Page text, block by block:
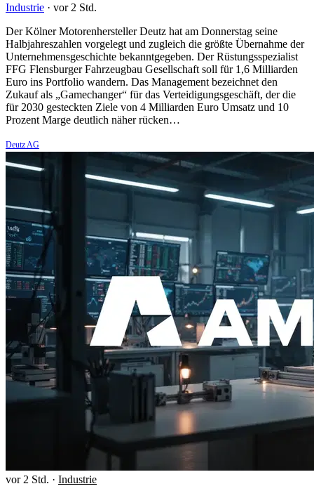
Industrie · vor 2 Std.
Der Kölner Motorenhersteller Deutz hat am Donnerstag seine
Halbjahreszahlen vorgelegt und zugleich die größte Übernahme der
Unternehmensgeschichte bekanntgegeben. Der Rüstungsspezialist
FFG Flensburger Fahrzeugbau Gesellschaft soll für 1,6 Milliarden
Euro ins Portfolio wandern. Das Management bezeichnet den
Zukauf als „Gamechanger“ für das Verteidigungsgeschäft, der die
für 2030 gesteckten Ziele von 4 Milliarden Euro Umsatz und 10
Prozent Marge deutlich näher rücken…
Deutz AG
vor 2 Std. · Industrie